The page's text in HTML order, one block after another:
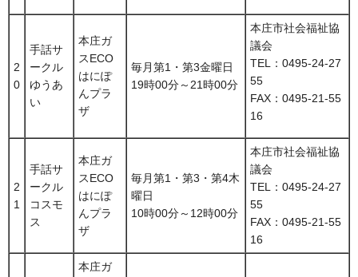
2
0
手話サ
ークル
ゆうあ
い
本庄ガ
スECO
はにぽ
んプラ
ザ
毎月第1・第3金曜日
19時00分～21時00分
本庄市社会福祉協
議会
TEL：0495-24-27
55
FAX：0495-21-55
16
2
1
手話サ
ークル
コスモ
ス
本庄ガ
スECO
はにぽ
んプラ
ザ
毎月第1・第3・第4木
曜日
10時00分～12時00分
本庄市社会福祉協
議会
TEL：0495-24-27
55
FAX：0495-21-55
16
本庄ガ